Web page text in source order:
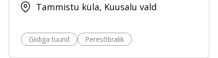
Tammistu küla, Kuusalu vald
Giidiga tuurid Peresõbralik